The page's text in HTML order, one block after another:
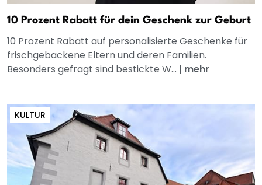
10 Prozent Rabatt für dein Geschenk zur Geburt
10 Prozent Rabatt auf personalisierte Geschenke für
frischgebackene Eltern und deren Familien.
Besonders gefragt sind bestickte W... | mehr
KULTUR